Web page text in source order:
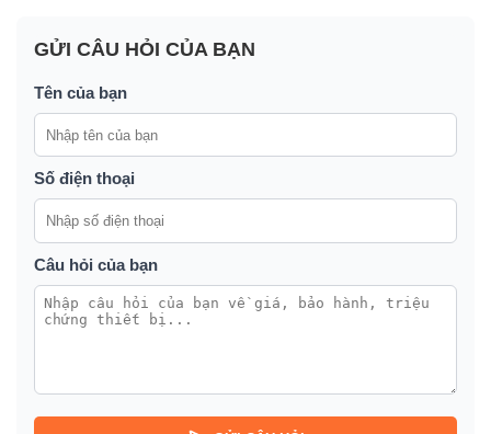
GỬI CÂU HỎI CỦA BẠN
Tên của bạn
Số điện thoại
Câu hỏi của bạn